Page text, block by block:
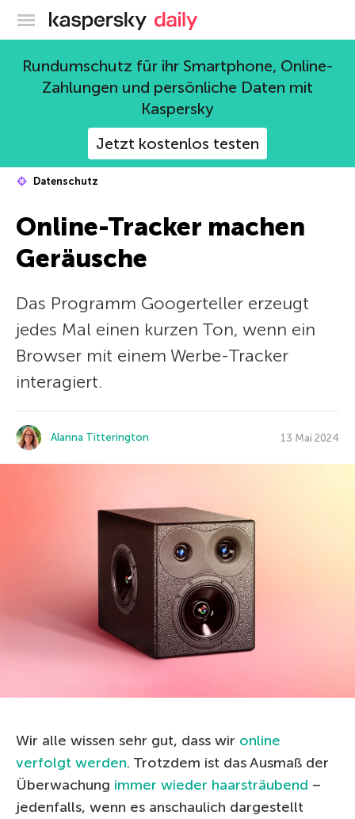
Offizieller Blog von Kaspersky
Rundumschutz für ihr Smartphone, Online-
Zahlungen und persönliche Daten mit
Kaspersky
Jetzt kostenlos testen
Datenschutz
Online-Tracker machen
Geräusche
Das Programm Googerteller erzeugt
jedes Mal einen kurzen Ton, wenn ein
Browser mit einem Werbe-Tracker
interagiert.
Alanna Titterington 13 Mai 2024
Wir alle wissen sehr gut, dass wir online
verfolgt werden. Trotzdem ist das Ausmaß der
Überwachung immer wieder haarsträubend –
jedenfalls, wenn es anschaulich dargestellt